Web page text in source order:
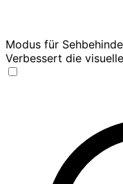
Modus für
Verbessert die